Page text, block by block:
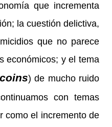
que incrementa
la cuestión delictiva,
que no parece
económicos; y el tema
) de mucho ruido
con temas
como el incremento de